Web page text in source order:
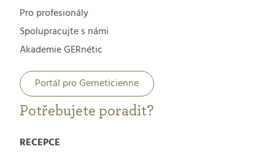
Pro profesionály
Spolupracujte s námi
Akademie GERnétic
Portál pro Gerneticienne
Potřebujete poradit?
RECEPCE